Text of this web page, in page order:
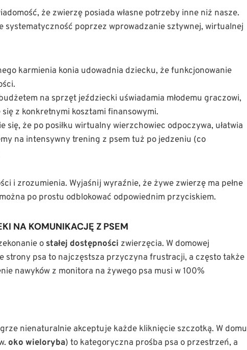
że zwierzę posiada własne potrzeby inne niż nasze.
systematyczność poprzez wprowadzanie sztywnej, wirtualnej
karmienia konia udowadnia dziecku, że funkcjonowanie
na sprzęt jeździecki uświadamia młodemu graczowi,
z konkretnymi kosztami finansowymi.
się, że po posiłku wirtualny wierzchowiec odpoczywa, ułatwia
na intensywny trening z psem tuż po jedzeniu (co
i zrozumienia. Wyjaśnij wyraźnie, że żywe zwierzę ma pełne
po prostu odblokować odpowiednim przyciskiem.
NA KOMUNIKACJĘ Z PSEM
o stałej dostępności zwierzęcia. W domowej
strony psa to najczęstsza przyczyna frustracji, a często także
nawyków z monitora na żywego psa musi w 100%
nienaturalnie akceptuje każde kliknięcie szczotką. W domu
oko wieloryba) to kategoryczna prośba psa o przestrzeń, a